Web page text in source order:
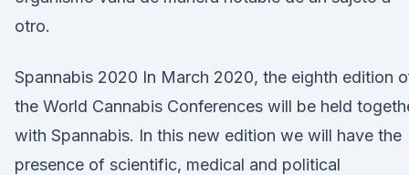
otro.
Spannabis 2020 In March 2020, the eighth edition
the World Cannabis Conferences will be held
with Spannabis. In this new edition we will have the
presence of scientific, medical and political